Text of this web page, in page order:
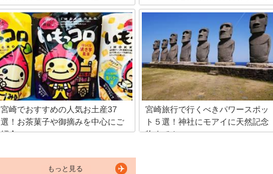
宮崎県に来たら食べたいのが宮崎牛！そ
の宮崎牛を、焼肉・ステーキ・和食・洋
食・創作料理でいただける宮崎市内のお
店を1店舗ずつ、全部で5店舗ご紹介した
いと思います。
天然記念物に指定された高千穂峡にある
「真名井の滝」。国内でも大変人気のあ
る観光地ですが、実はここ、最強のパワ
ースポットとしても名高いのです！とっ
ても神秘的で美しい滝を一目見てみれ
ば、そのパワーを感じざるを得なくなる
ことでしょう。神話と密接な関係にある
真名井の滝の魅力に迫ります！
宮崎でおすすめの人気お土産37
選！お茶菓子や御摘みを中心にご
紹介
る味にも5原味や4原味が存在し、人によ
っては大きく違うこともあります。よっ
宮崎旅行で行くべきパワースポッ
ト５選！神社にモアイに天然記念
物まで！
もっと見る